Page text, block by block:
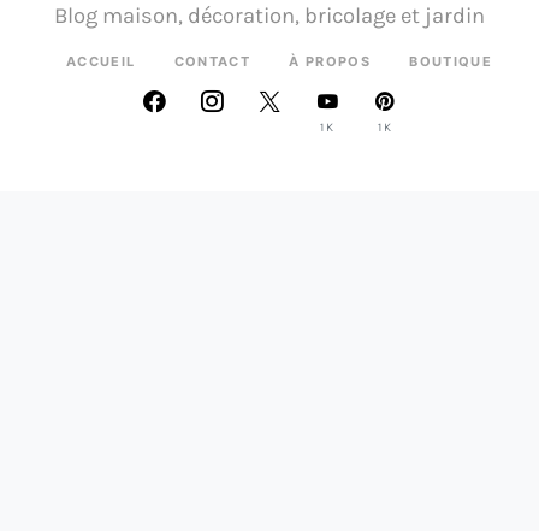
ACCUEIL CONTACT À PROPOS BOUTIQUE
Blog maison, décoration, bricolage et jardin
1K 1K